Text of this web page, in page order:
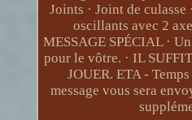
Joints · Joint de culasse
oscillants avec 2
MESSAGE SPÉCIAL ·
pour le vôtre. · IL
JOUER. ETA -
message vous sera